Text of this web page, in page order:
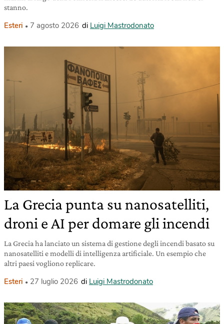
stanno.
Esteri 7 agosto 2026 di Luigi Mastrodonato
La Grecia punta su nanosatelliti,
droni e AI per domare gli incendi
La Grecia ha lanciato un sistema di gestione degli incendi basato su
nanosatelliti e modelli di intelligenza artificiale. Un esempio che
altri paesi vogliono replicare.
Esteri 27 luglio 2026 di Luigi Mastrodonato